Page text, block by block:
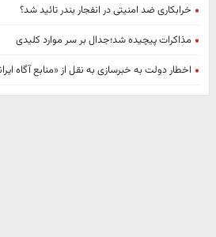
خرابکاری ضد امنیتی در انفجار بندر تائید شد؟
مذاکرات پیچیده شد؛جدال بر سر موارد کلیدی
اخطار دولت به خبرسازی به نقل از «منابع آگاه